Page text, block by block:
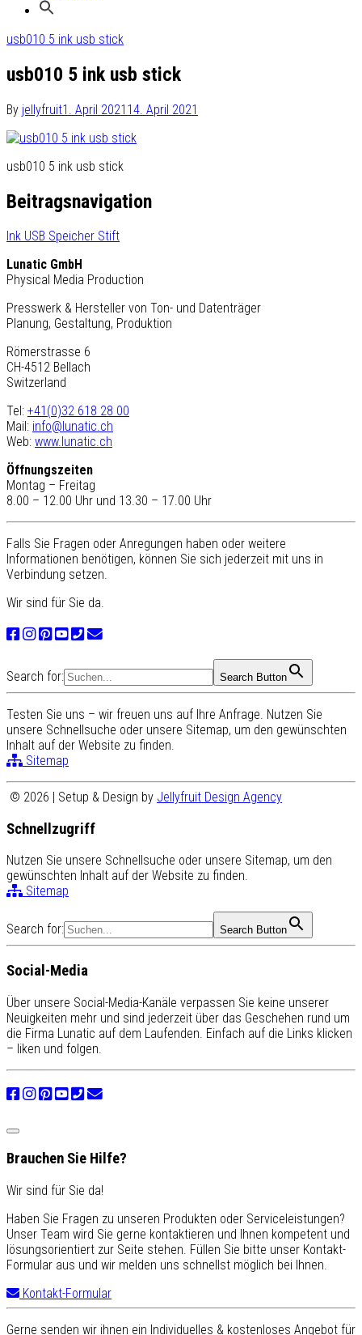
usb010 5 ink usb stick
usb010 5 ink usb stick
By jellyfruit1. April 2021 14. April 2021
usb010 5 ink usb stick
Beitragsnavigation
Ink USB Speicher Stift
Lunatic GmbH
Physical Media Production
Presswerk & Hersteller von Ton- und Datenträger
Planung, Gestaltung, Produktion
Römerstrasse 6
CH-4512 Bellach
Switzerland
Tel: +41(0)32 618 28 00
Mail: info@lunatic.ch
Web: www.lunatic.ch
Öffnungszeiten
Montag – Freitag
8.00 – 12.00 Uhr und 13.30 – 17.00 Uhr
Falls Sie Fragen oder Anregungen haben oder weitere
Informationen benötigen, können Sie sich jederzeit mit uns in
Verbindung setzen.
Wir sind für Sie da.
Search for: Search Button
Testen Sie uns – wir freuen uns auf Ihre Anfrage. Nutzen Sie
unsere Schnellsuche oder unsere Sitemap, um den gewünschten
Inhalt auf der Website zu finden.
Sitemap
© 2026 | Setup & Design by Jellyfruit Design Agency
Schnellzugriff
Nutzen Sie unsere Schnellsuche oder unsere Sitemap, um den
gewünschten Inhalt auf der Website zu finden.
Sitemap
Search for: Search Button
Social-Media
Über unsere Social-Media-Kanäle verpassen Sie keine unserer
Neuigkeiten mehr und sind jederzeit über das Geschehen rund um
die Firma Lunatic auf dem Laufenden. Einfach auf die Links klicken
– liken und folgen.
Brauchen Sie Hilfe?
Wir sind für Sie da!
Haben Sie Fragen zu unseren Produkten oder Serviceleistungen?
Unser Team wird Sie gerne kontaktieren und Ihnen kompetent und
lösungsorientiert zur Seite stehen. Füllen Sie bitte unser Kontakt-
Formular aus und wir melden uns schnellst möglich bei Ihnen.
Kontakt-Formular
Gerne senden wir ihnen ein Individuelles & kostenloses Angebot für